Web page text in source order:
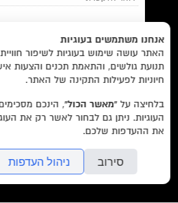
מאשר/ת אתתנאי השימוש והצטרפות
הודעות מאתר זה בלבד (לא
בשליחת הטופס אתם מאשרים את
EN/
Foreign Rights /
מבצעים /
ביקורות/ על לוקוס/
הסופרים/
צרו קשר/
עוד באתר:
לוקוס הוצאה לאור Locus Publishing House
עיצוב האתר: יעל רוזן
אנחנו משתמשים בעוגיות
האתר עושה שימוש בעוגיות לשיפור
תנועת גולשים, והתאמת תכנים והצעות
חיוניות לפעילות התקינה של האתר.
בלחיצה על“מאשר הכול”, הינכם
העוגיות. ניתן גם לבחור לאשר רק את
את ההעדפות שלכם.
סירוב ניהול העדפות